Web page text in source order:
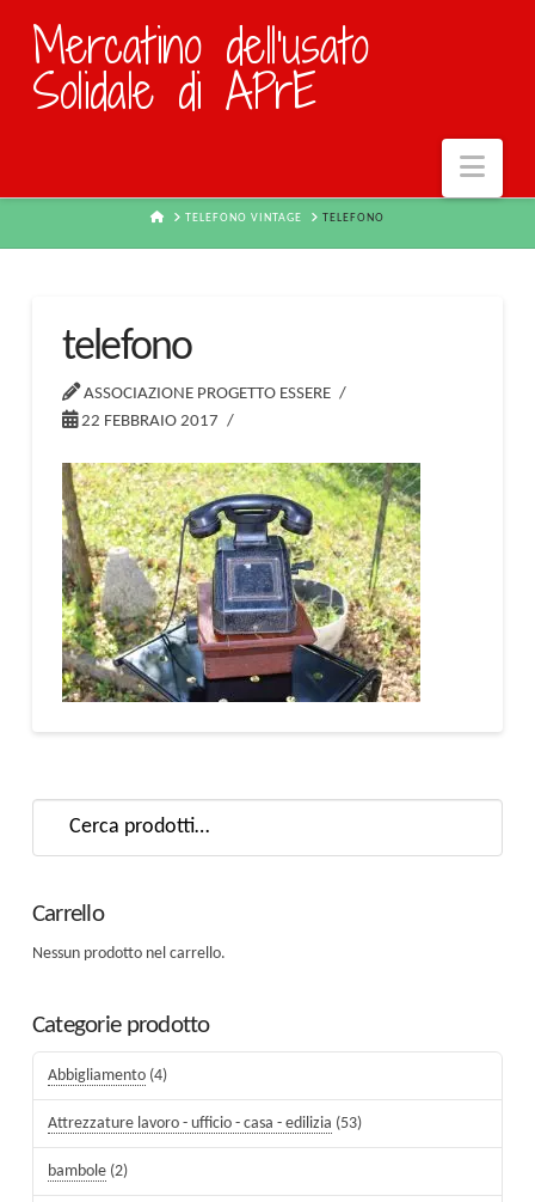
Mercatino dell'usato
Solidale di APrE
HOMETELEFONO VINTAGE TELEFONO
telefono
ASSOCIAZIONE PROGETTO ESSERE
22 FEBBRAIO 2017
Carrello
Nessun prodotto nel carrello.
Categorie prodotto
Abbigliamento (4)
Attrezzature lavoro - ufficio - casa - edilizia (53)
bambole (2)